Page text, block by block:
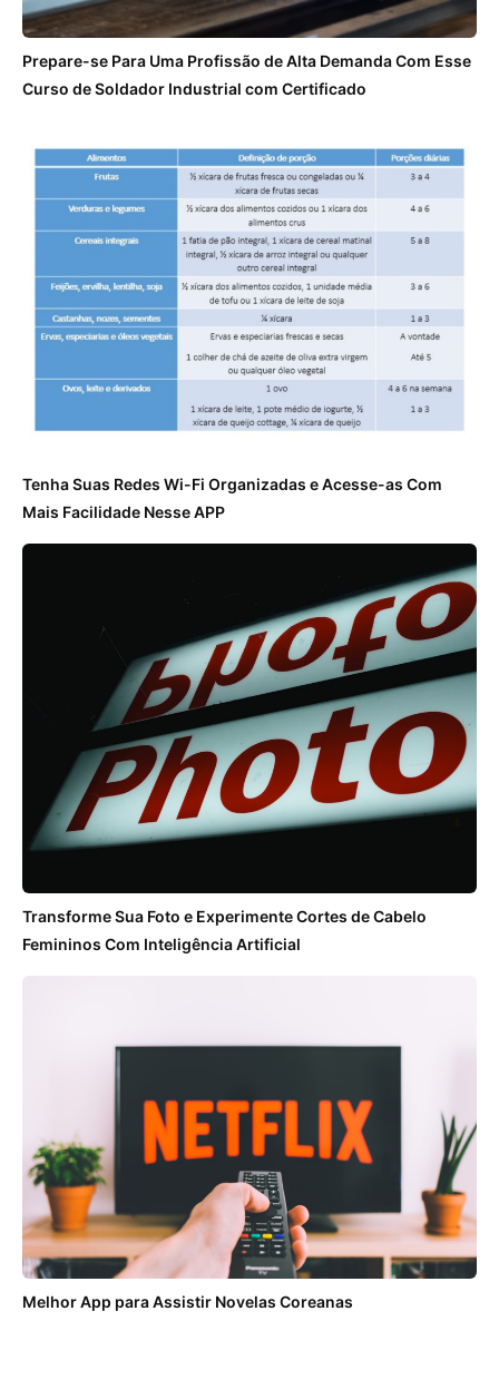
Prepare-se Para Uma Profissão de Alta Demanda Com Esse
Curso de Soldador Industrial com Certificado
Tenha Suas Redes Wi-Fi Organizadas e Acesse-as Com
Mais Facilidade Nesse APP
Transforme Sua Foto e Experimente Cortes de Cabelo
Femininos Com Inteligência Artificial
Melhor App para Assistir Novelas Coreanas